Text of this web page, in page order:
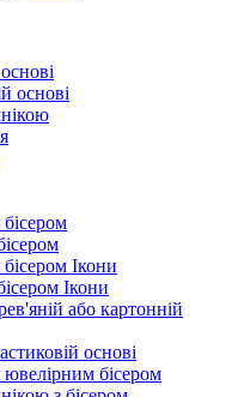
основі
Ікони
Ікони
або картонній
основі
бісером